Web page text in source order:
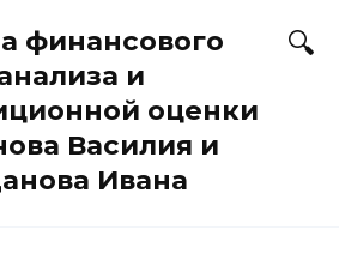
финансового
и
оценки
Василия и
Ивана